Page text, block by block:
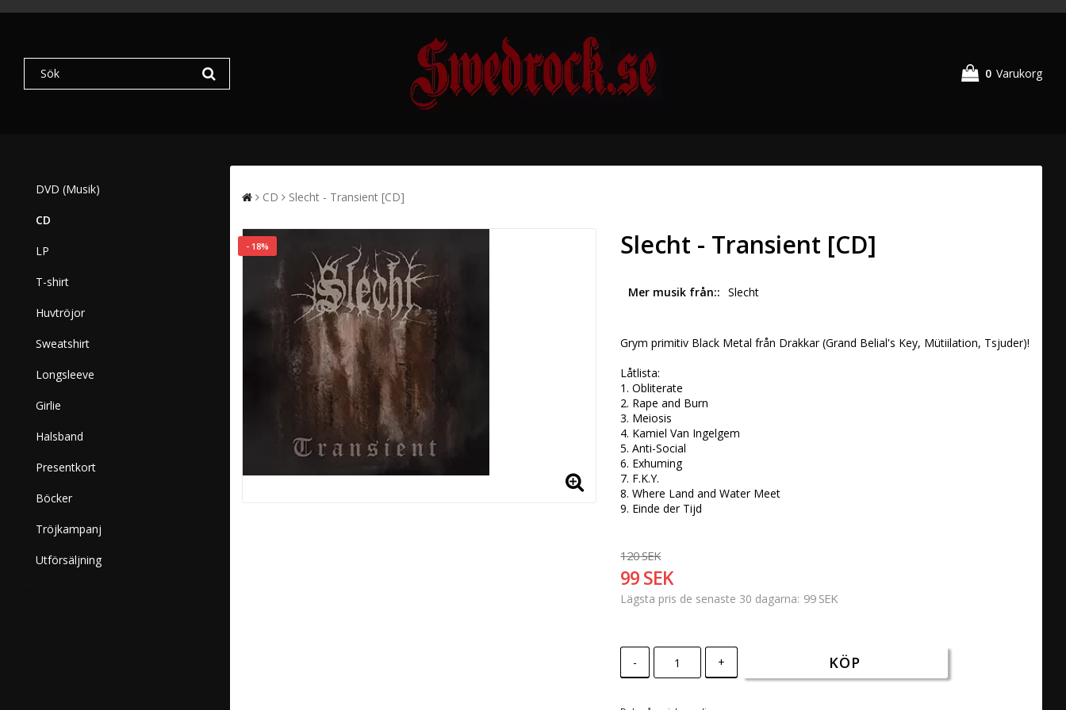
0 Varukorg
DVD (Musik)
CD
LP
T-shirt
Huvtröjor
Sweatshirt
Longsleeve
Girlie
Halsband
Presentkort
Böcker
Tröjkampanj
Utförsäljning
CD Slecht - Transient [CD]
- 18% Slecht - Transient [CD]
Mer musik från: Slecht
Grym primitiv Black Metal från Drakkar (Grand Belial's Key, Mütiilation, Tsjuder)!
Låtlista:
1. Obliterate
2. Rape and Burn
3. Meiosis
4. Kamiel Van Ingelgem
5. Anti-Social
6. Exhuming
7. F.K.Y.
8. Where Land and Water Meet
9. Einde der Tijd
120 SEK
99 SEK
Lägsta pris de senaste 30 dagarna 99 SEK
- + KÖP